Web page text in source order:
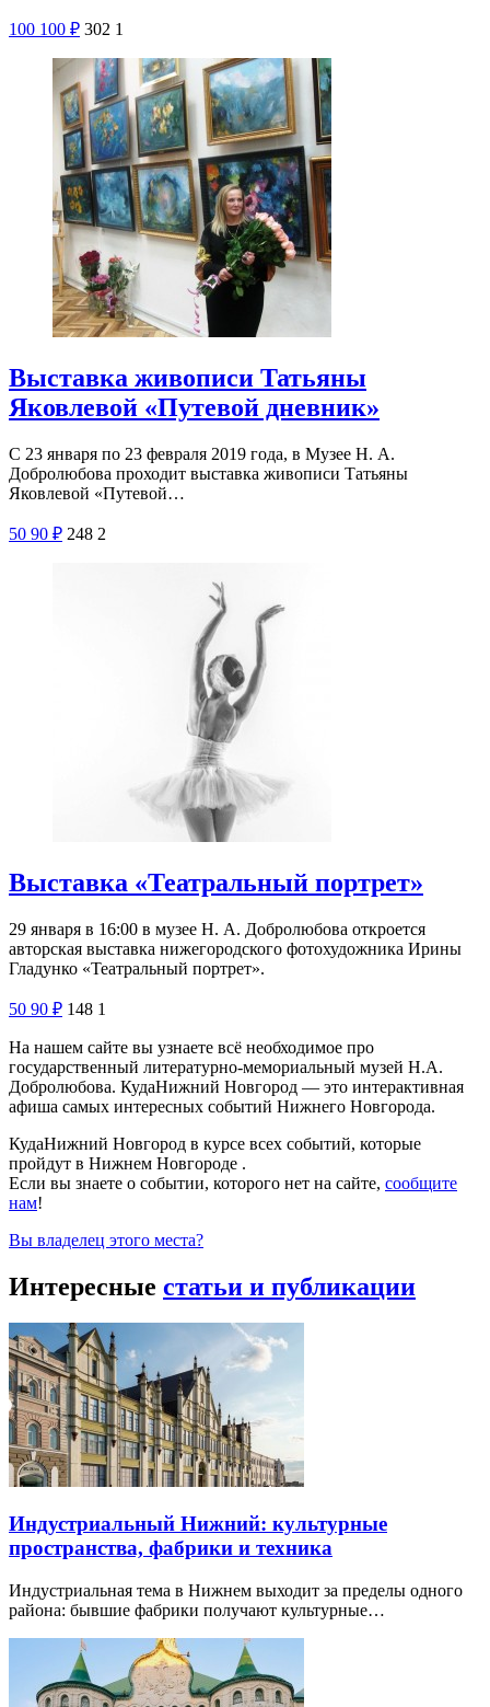
100 100 ₽ 302 1
Выставка живописи Татьяны
Яковлевой «Путевой дневник»
С 23 января по 23 февраля 2019 года, в Музее Н. А.
Добролюбова проходит выставка живописи Татьяны
Яковлевой «Путевой…
50 90 ₽ 248 2
Выставка «Театральный портрет»
29 января в 16:00 в музее Н. А. Добролюбова откроется
авторская выставка нижегородского фотохудожника Ирины
Гладунко «Театральный портрет».
50 90 ₽ 148 1
На нашем сайте вы узнаете всё необходимое про
государственный литературно-мемориальный музей Н.А.
Добролюбова. КудаНижний Новгород — это интерактивная
афиша самых интересных событий Нижнего Новгорода.
КудаНижний Новгород в курсе всех событий, которые
пройдут в Нижнем Новгороде .
Если вы знаете о событии, которого нет на сайте, сообщите
нам!
Вы владелец этого места?
Интересные статьи и публикации
Индустриальный Нижний: культурные
пространства, фабрики и техника
Индустриальная тема в Нижнем выходит за пределы одного
района: бывшие фабрики получают культурные…